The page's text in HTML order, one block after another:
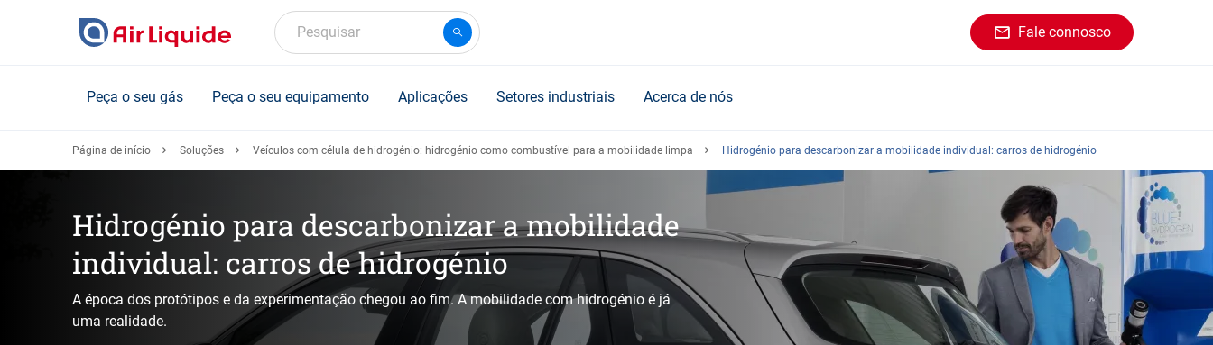
Pesquisar Fale connosco
Peça o seu gás Peça o seu equipamento Aplicações Setores industriais Acerca de nós
Página de início Soluções Veículos com célula de hidrogénio: hidrogénio como combustível para a mobilidade limpa Hidrogénio para descarbonizar a mobilidade individual: carros de hidrogénio
Hidrogénio para descarbonizar a mobilidade
individual: carros de hidrogénio
A época dos protótipos e da experimentação chegou ao fim. A mobilidade com hidrogénio é já
uma realidade.